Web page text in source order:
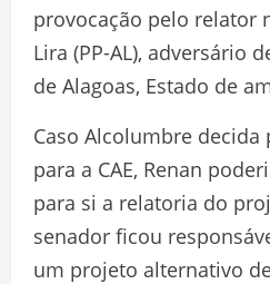
provocação pelo relator
Lira (PP-AL), adversário
de Alagoas, Estado de
Caso Alcolumbre
para a CAE, Renan
para si a relatoria do
senador ficou
um projeto alternativo